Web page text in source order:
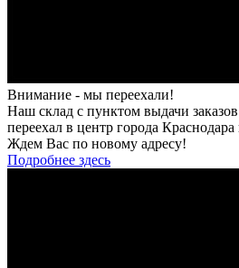
Внимание - мы переехали!
Наш склад с пунктом выдачи
переехал в центр города Краснодара
Ждем Вас по новому адресу!
Подробнее здесь